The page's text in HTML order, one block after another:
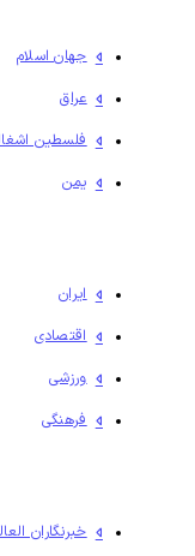
جهان اسلام
عراق
فلسطين اشغالی
یمن
ایران
اقتصادی
ورزشی
فرهنگی
خبرنگاران العالم